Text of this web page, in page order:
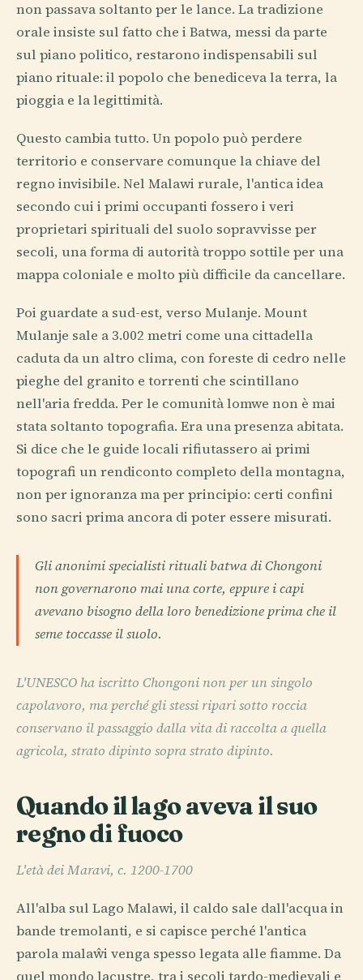
non passava soltanto per le lance. La tradizione
orale insiste sul fatto che i Batwa, messi da parte
sul piano politico, restarono indispensabili sul
piano rituale: il popolo che benediceva la terra, la
pioggia e la legittimità.
Questo cambia tutto. Un popolo può perdere
territorio e conservare comunque la chiave del
regno invisibile. Nel Malawi rurale, l'antica idea
secondo cui i primi occupanti fossero i veri
proprietari spirituali del suolo sopravvisse per
secoli, una forma di autorità troppo sottile per una
mappa coloniale e molto più difficile da cancellare.
Poi guardate a sud-est, verso Mulanje. Mount
Mulanje sale a 3.002 metri come una cittadella
caduta da un altro clima, con foreste di cedro nelle
pieghe del granito e torrenti che scintillano
nell'aria fredda. Per le comunità lomwe non è mai
stata soltanto topografia. Era una presenza abitata.
Si dice che le guide locali rifiutassero ai primi
topografi un rendiconto completo della montagna,
non per ignoranza ma per principio: certi confini
sono sacri prima ancora di poter essere misurati.
Gli anonimi specialisti rituali batwa di Chongoni
non governarono mai una corte, eppure i capi
avevano bisogno della loro benedizione prima che il
seme toccasse il suolo.
L'UNESCO ha iscritto Chongoni non per un singolo
capolavoro, ma perché gli stessi ripari sotto roccia
conservano il passaggio dalla vita di raccolta a quella
agricola, strato dipinto sopra strato dipinto.
Quando il lago aveva il suo
regno di fuoco
L'età dei Maravi, c. 1200-1700
All'alba sul Lago Malawi, il caldo sale dall'acqua in
bande tremolanti, e si capisce perché l'antica
parola malaŵi venga spesso legata alle fiamme. Da
quel mondo lacustre, tra i secoli tardo-medievali e